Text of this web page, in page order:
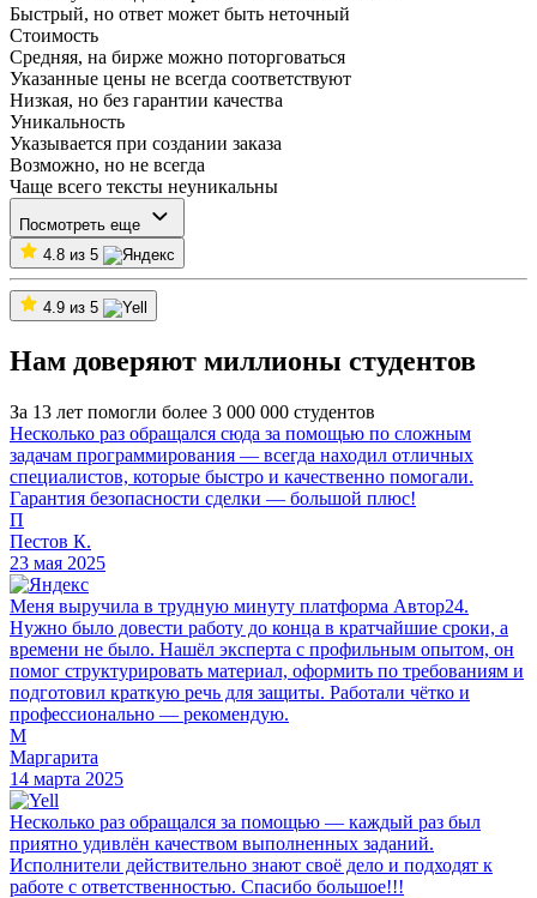
Быстрый, но ответ может быть неточный
Стоимость
Средняя, на бирже можно поторговаться
Указанные цены не всегда соответствуют
Низкая, но без гарантии качества
Уникальность
Указывается при создании заказа
Возможно, но не всегда
Чаще всего тексты неуникальны
Посмотреть еще
4.8 из 5
4.9 из 5
Нам доверяют миллионы студентов
За 13 лет помогли более 3 000 000 студентов
Несколько раз обращался сюда за помощью по сложным
задачам программирования — всегда находил отличных
специалистов, которые быстро и качественно помогали.
Гарантия безопасности сделки — большой плюс!
П
Пестов К.
23 мая 2025
Меня выручила в трудную минуту платформа Автор24.
Нужно было довести работу до конца в кратчайшие сроки, а
времени не было. Нашёл эксперта с профильным опытом, он
помог структурировать материал, оформить по требованиям и
подготовил краткую речь для защиты. Работали чётко и
профессионально — рекомендую.
М
Маргарита
14 марта 2025
Несколько раз обращался за помощью — каждый раз был
приятно удивлён качеством выполненных заданий.
Исполнители действительно знают своё дело и подходят к
работе с ответственностью. Спасибо большое!!!